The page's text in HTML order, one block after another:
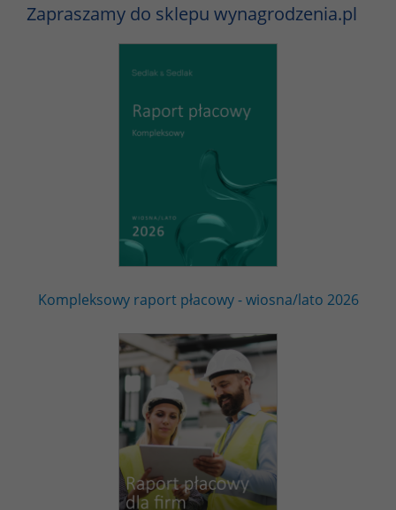
Zapraszamy do sklepu wynagrodzenia.pl
Kompleksowy raport płacowy - wiosna/lato 2026